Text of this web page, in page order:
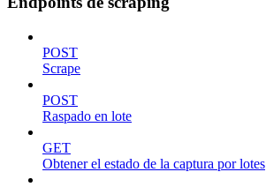
POST
Scrape
POST
Raspado en lote
GET
Obtener el estado de la captura por lotes